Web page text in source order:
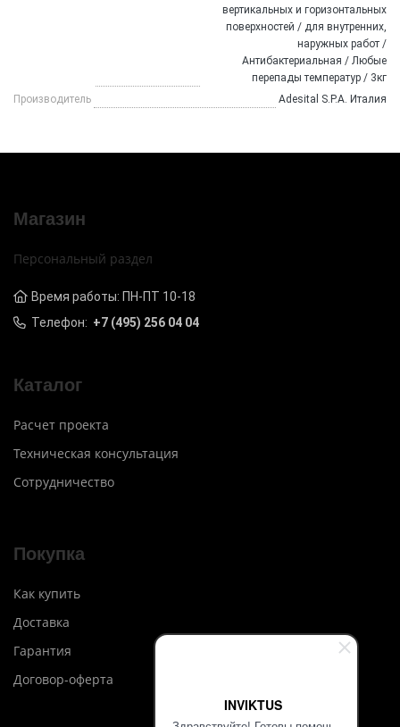
INVIKTUS
вертикальных и горизонтальных
поверхностей / для внутренних,
наружных работ /
Антибактериальная / Любые
перепады температур / 3кг
Производитель
Adesital S.P.A. Италия
Магазин
Персональный раздел
Время работы: ПН-ПТ 10-18
Телефон: +7 (495) 256 04 04
Каталог
Расчет проекта
Техническая консультация
Сотрудничество
Покупка
Как купить
Доставка
Гарантия
Договор-оферта